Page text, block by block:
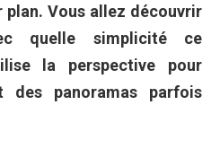
Vous allez découvrir
quelle simplicité ce
la perspective pour
des panoramas parfois